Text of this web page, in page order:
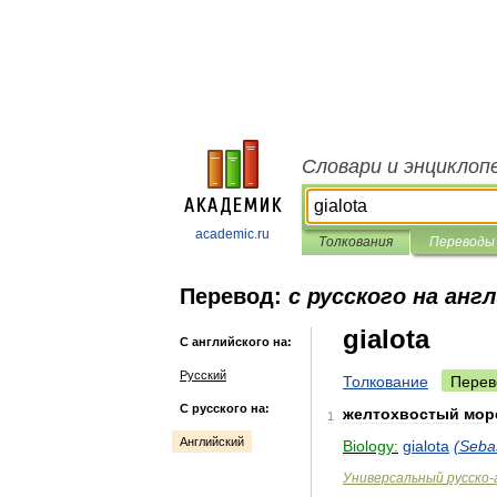
academic.ru
Словари и
Толкования Переводы
Перевод: с русского на
С английского на:
Русский
С русского на:
Английский
gialota
Толкование
1 желтохвостый
Biology: gialota (
Универсальный русско-